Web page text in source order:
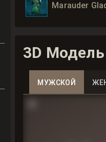
Marauder
3D Модель
МУЖСКОЙ